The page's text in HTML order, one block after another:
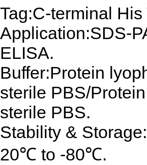
Tag:C-terminal His
Application:SDS-
ELISA.
Buffer:Protein
sterile PBS/
sterile PBS.
Stability &
20℃ to -80℃.